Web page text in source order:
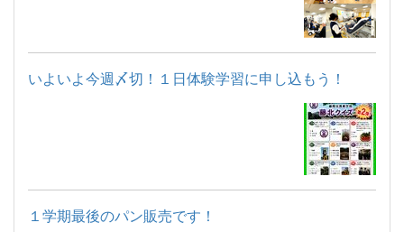
いよいよ今週〆切！１日体験学習に申し込もう！
１学期最後のパン販売です！